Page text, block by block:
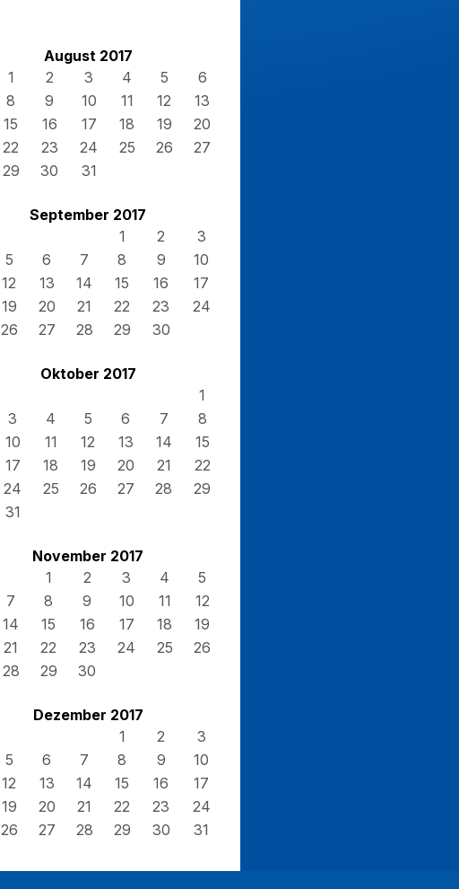
August 2017
1
2 3 4 5
6
8 9 10 11 12
13
15 16 17 18 19
20
22 23 24 25 26
27
29 30 31
September 2017
1
2
3
5 6 7 8 9
10
12 13 14 15 16
17
19 20 21 22 23
24
26 27 28 29 30
Oktober 2017
1
3 4 5 6 7
8
10 11 12 13 14
15
17 18 19 20 21
22
24 25 26 27 28
29
31
November 2017
1
2 3 4
5
7 8 9 10 11
12
14 15 16 17 18
19
21 22 23 24 25
26
28 29 30
Dezember 2017
1
2
3
5 6 7 8 9
10
12 13 14 15 16
17
19 20 21 22 23
24
26 27 28 29 30 31